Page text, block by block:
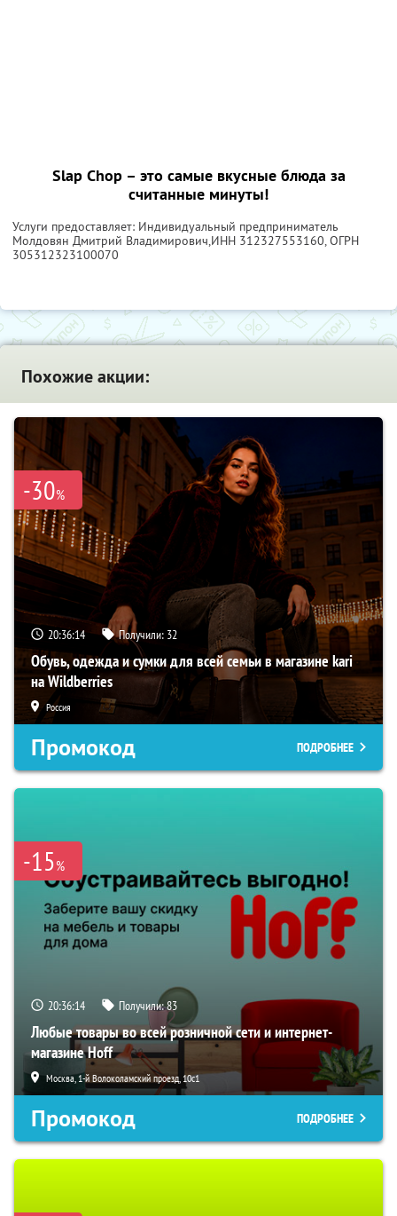
Slap Chop – это самые вкусные блюда за
считанные минуты!
Услуги предоставляет: Индивидуальный предприниматель
Молдовян Дмитрий Владимирович,ИНН 312327553160, ОГРН
305312323100070
Похожие акции:
-30%
20:36:14 Получили: 32
Обувь, одежда и сумки для всей семьи в магазине kari
на Wildberries
Россия
Промокод ПОДРОБНЕЕ
-15%
20:36:14 Получили:83
Любые товары во всей розничной сети и интернет-
магазине Hoff
Москва, 1-й Волоколамский проезд, 10с1
Промокод ПОДРОБНЕЕ